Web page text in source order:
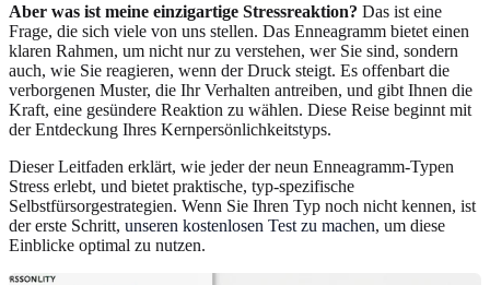
Aber was ist meine einzigartige Stressreaktion? Das ist eine
Frage, die sich viele von uns stellen. Das Enneagramm bietet einen
klaren Rahmen, um nicht nur zu verstehen, wer Sie sind, sondern
auch, wie Sie reagieren, wenn der Druck steigt. Es offenbart die
verborgenen Muster, die Ihr Verhalten antreiben, und gibt Ihnen die
Kraft, eine gesündere Reaktion zu wählen. Diese Reise beginnt mit
der Entdeckung Ihres Kernpersönlichkeitstyps.
Dieser Leitfaden erklärt, wie jeder der neun Enneagramm-Typen
Stress erlebt, und bietet praktische, typ-spezifische
Selbstfürsorgestrategien. Wenn Sie Ihren Typ noch nicht kennen, ist
der erste Schritt, unseren kostenlosen Test zu machen, um diese
Einblicke optimal zu nutzen.